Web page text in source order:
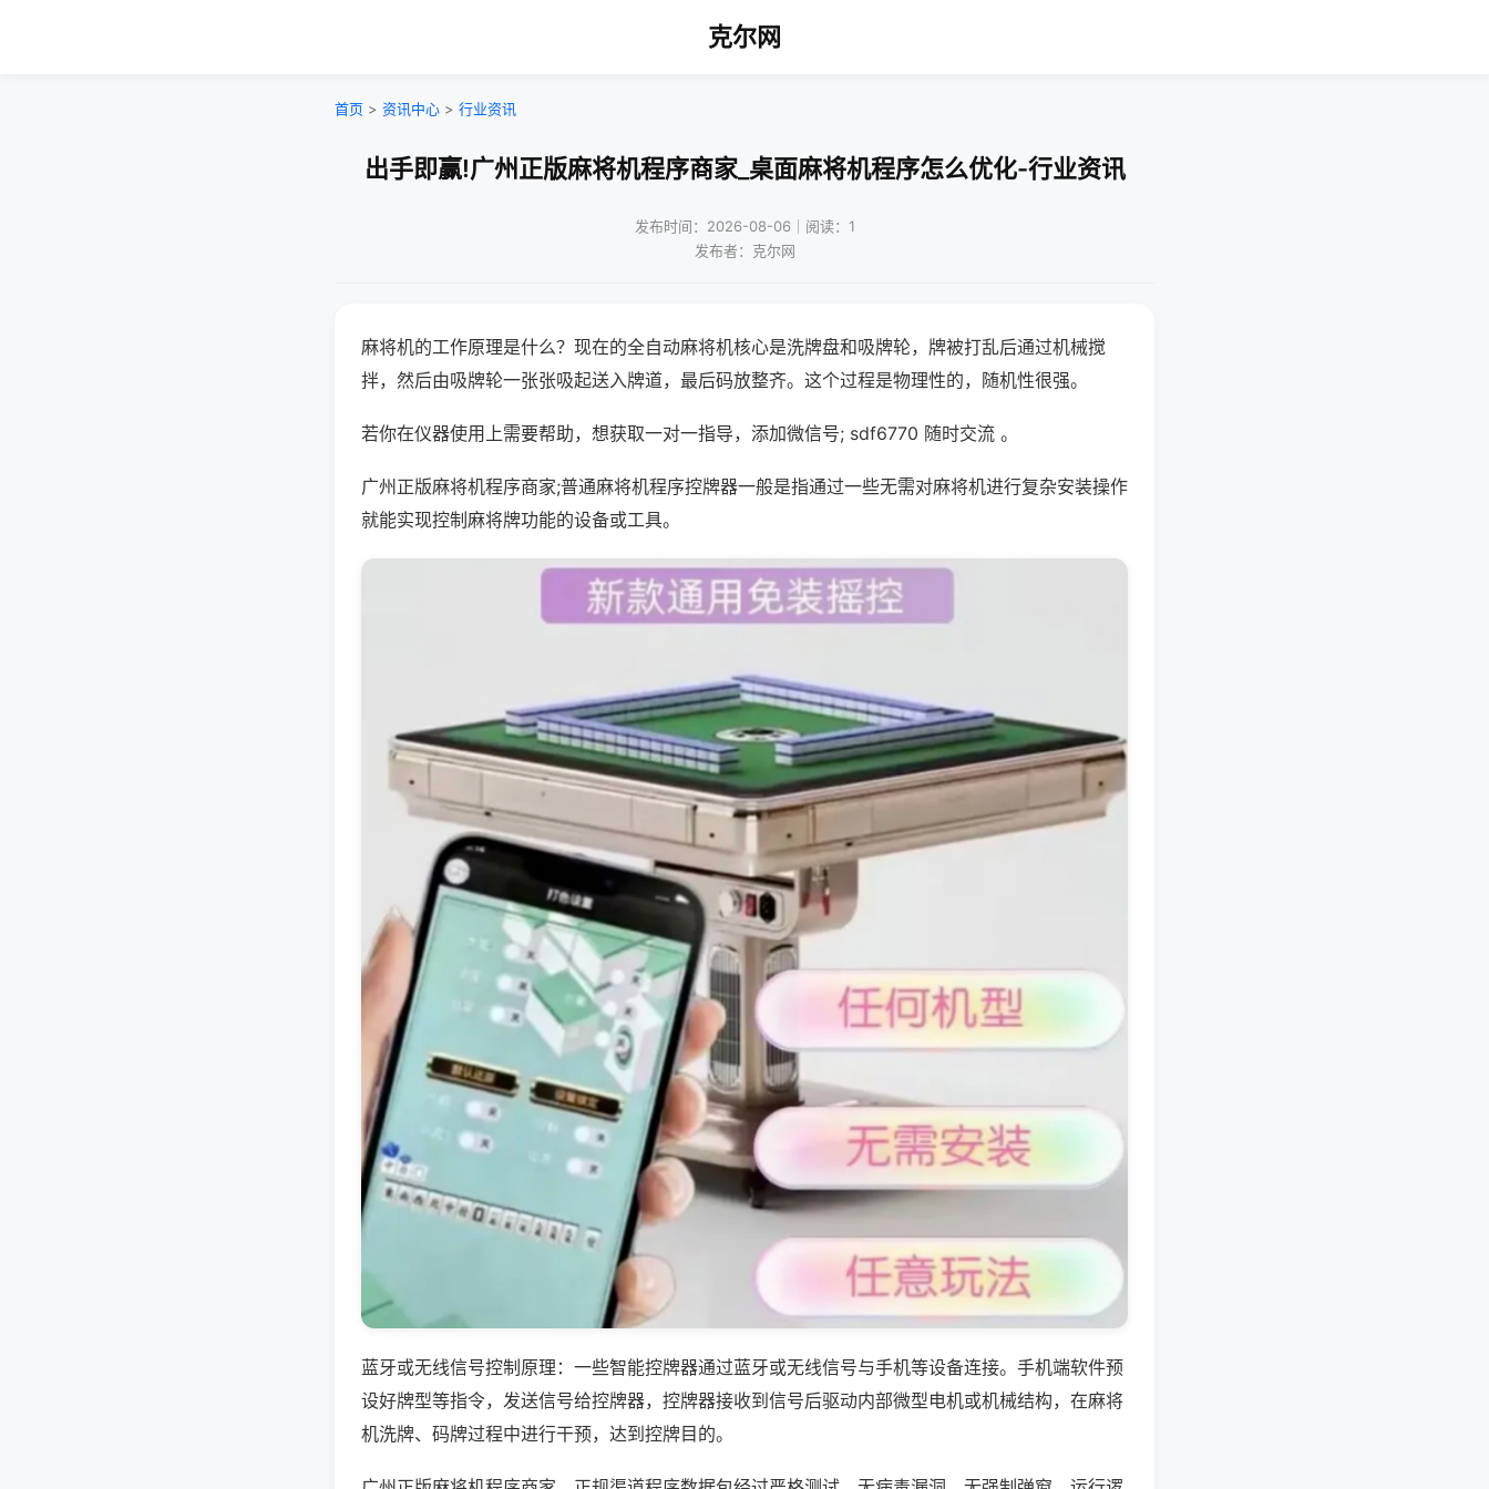
克尔网
首页 > 资讯中心 > 行业资讯
出手即赢!广州正版麻将机程序商家_桌面麻将机程序怎么优化-行业资讯
发布时间：2026-08-06｜阅读：1
发布者：克尔网
麻将机的工作原理是什么？现在的全自动麻将机核心是洗牌盘和吸牌轮，牌被打乱后通过机械搅
拌，然后由吸牌轮一张张吸起送入牌道，最后码放整齐。这个过程是物理性的，随机性很强。
若你在仪器使用上需要帮助，想获取一对一指导，添加微信号; sdf6770 随时交流 。
广州正版麻将机程序商家;普通麻将机程序控牌器一般是指通过一些无需对麻将机进行复杂安装操作
就能实现控制麻将牌功能的设备或工具。
蓝牙或无线信号控制原理：一些智能控牌器通过蓝牙或无线信号与手机等设备连接。手机端软件预
设好牌型等指令，发送信号给控牌器，控牌器接收到信号后驱动内部微型电机或机械结构，在麻将
机洗牌、码牌过程中进行干预，达到控牌目的。